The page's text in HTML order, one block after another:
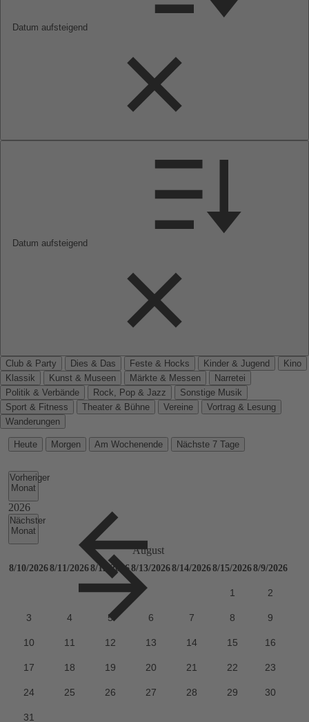
Datum aufsteigend
Datum aufsteigend
Club & Party Dies & Das Feste & Hocks Kinder & Jugend
Kino
Klassik
Kunst & Museen Märkte & Messen
Narretei
Politik & Verbände
Rock, Pop & Jazz
Sonstige Musik
Sport & Fitness
Theater & Bühne Vereine
Vortrag & Lesung
Wanderungen
Heute Morgen Am Wochenende Nächste 7 Tage
Vorheriger
Monat
Nächster
Monat